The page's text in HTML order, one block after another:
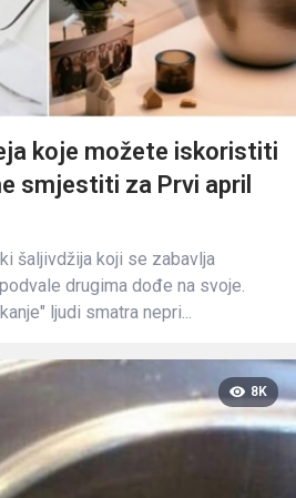
koje možete iskoristiti
smjestiti za Prvi april
šaljivdžija koji se zabavlja
drugima dođe na svoje.
ljudi smatra nepri...
8K